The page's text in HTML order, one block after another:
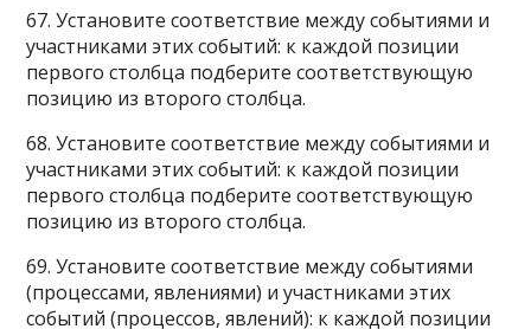
67. Установите соответствие между событиями и
участниками этих событий: к каждой позиции
первого столбца подберите соответствующую
позицию из второго столбца.
68. Установите соответствие между событиями и
участниками этих событий: к каждой позиции
первого столбца подберите соответствующую
позицию из второго столбца.
69. Установите соответствие между событиями
(процессами, явлениями) и участниками этих
событий (процессов, явлений): к каждой позиции